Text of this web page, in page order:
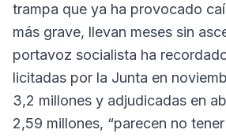
trampa que ya ha provocado
más grave, llevan meses sin
portavoz socialista ha
licitadas por la Junta en
3,2 millones y adjudicadas en
2,59 millones, “parecen no